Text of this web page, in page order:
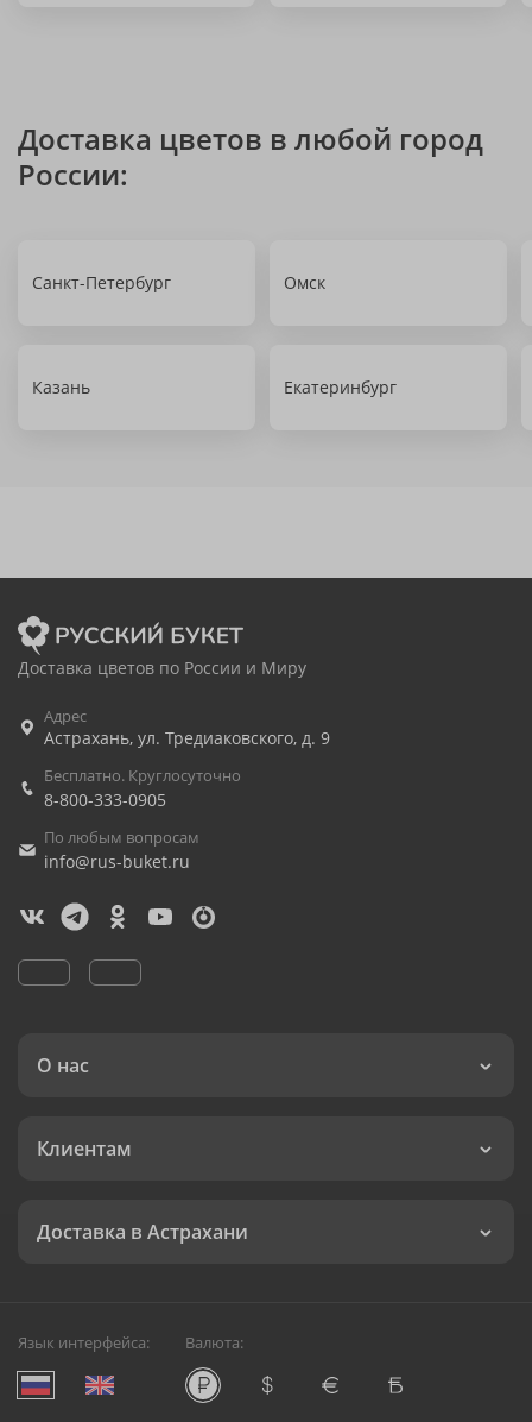
Доставка цветов в любой город
России:
Санкт-Петербург Омск
Казань Екатеринбург
Доставка цветов по России и Миру
Адрес
Астрахань, ул. Тредиаковского, д. 9
Бесплатно. Круглосуточно
8-800-333-0905
По любым вопросам
info@rus-buket.ru
О нас
Клиентам
Доставка в Астрахани
Язык интерфейса: Валюта: